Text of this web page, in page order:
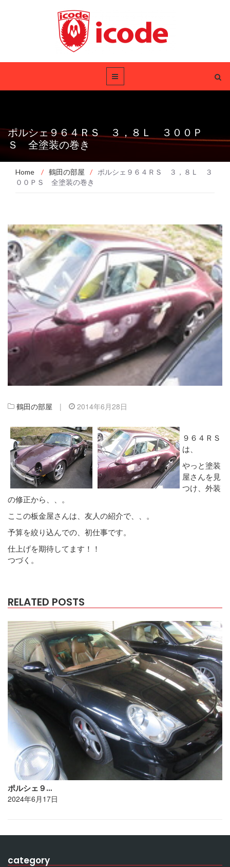
ポルシェ９６４ＲＳ ３，８Ｌ ３００Ｐ
Ｓ 全塗装の巻き
Home / 鶴田の部屋 /
ポルシェ９６４ＲＳ ３，８Ｌ ３
００ＰＳ 全塗装の巻き
鶴田の部屋 | 2014年6月28日
９６４ＲＳ
は、
やっと塗装
屋さんを見
つけ、外装
の修正から、、。
ここの板金屋さんは、友人の紹介で、、。
予算を絞り込んでの、初仕事です。
仕上げを期待してます！！
つづく。
RELATED POSTS
ポルシェ９…
2024年6月17日
category